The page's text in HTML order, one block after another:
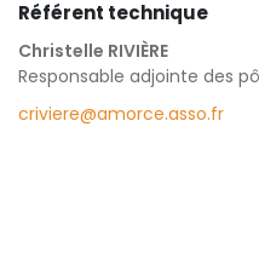
Référent technique
Christelle RIVIÈRE
Responsable adjointe des
criviere@amorce.asso.fr